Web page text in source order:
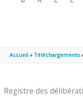
Accueil Téléchargements
Registre des